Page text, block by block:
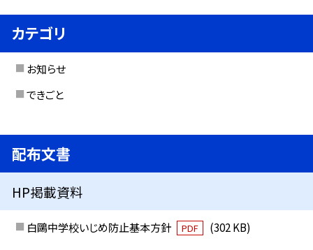
カテゴリ
お知らせ
できごと
配布文書
HP掲載資料
白鷗中学校いじめ防止基本方針 PDF (302 KB)